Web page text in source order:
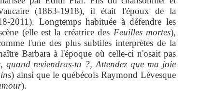
(1863-1918), il était l'époux de la
2011). Longtemps habituée à défendre les
(elle est la créatrice des Feuilles mortes),
l'une des plus subtiles interprètes de la
Barbara à l'époque où celle-ci n'osait pas
quand reviendras-tu ?, Attendez que ma joie
) ainsi que le québécois Raymond Lévesque
).